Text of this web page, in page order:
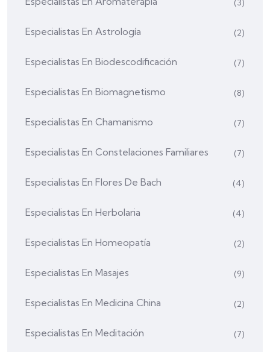
(3)
Especialistas En Astrología (2)
Especialistas En Biodescodificación (7)
Especialistas En Biomagnetismo (8)
Especialistas En Chamanismo (7)
Especialistas En Constelaciones Familiares (7)
Especialistas En Flores De Bach (4)
Especialistas En Herbolaria (4)
Especialistas En Homeopatía (2)
Especialistas En Masajes (9)
Especialistas En Medicina China (2)
Especialistas En Meditación (7)